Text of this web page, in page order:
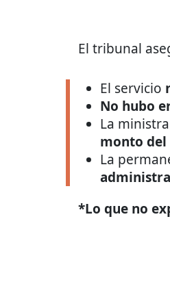
El tribunal
El servicio
No hubo
La
monto
La
*Lo que no